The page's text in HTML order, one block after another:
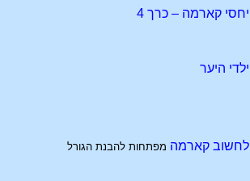
יחסי קארמה – כרך 4
ילדי היער
לחשוב קארמה מפתחות להבנת הגורל